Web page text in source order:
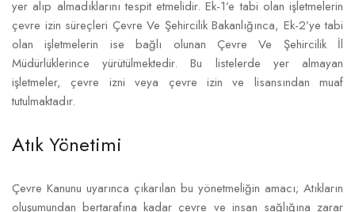
yer alıp almadıklarını tespit etmelidir. Ek-1’e tabi olan işletmelerin
çevre izin süreçleri Çevre Ve Şehircilik Bakanlığınca, Ek-2’ye tabi
olan işletmelerin ise bağlı olunan Çevre Ve Şehircilik İl
Müdürlüklerince yürütülmektedir. Bu listelerde yer almayan
işletmeler, çevre izni veya çevre izin ve lisansından muaf
tutulmaktadır.
Atık Yönetimi
Çevre Kanunu uyarınca çıkarılan bu yönetmeliğin amacı; Atıkların
oluşumundan bertarafına kadar çevre ve insan sağlığına zarar